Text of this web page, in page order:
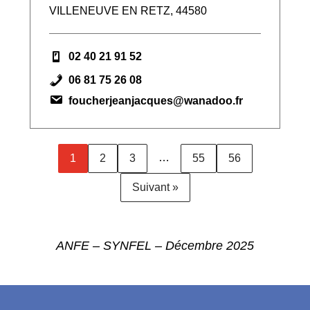
VILLENEUVE EN RETZ, 44580
02 40 21 91 52
06 81 75 26 08
foucherjeanjacques@wanadoo.fr
1 2 3 … 55 56
Suivant »
ANFE – SYNFEL – Décembre 2025